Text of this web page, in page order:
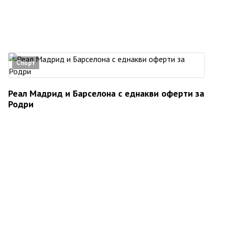
Спорт
Реал Мадрид и Барселона с еднакви оферти за
Родри